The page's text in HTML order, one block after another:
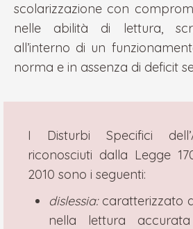
scolarizzazione con
nelle abilità di lettura,
all’interno di un
norma e in assenza di deficit
I Disturbi Specifici
riconosciuti dalla Legge
2010 sono i seguenti:
dislessia:caratterizzato
nella lettura